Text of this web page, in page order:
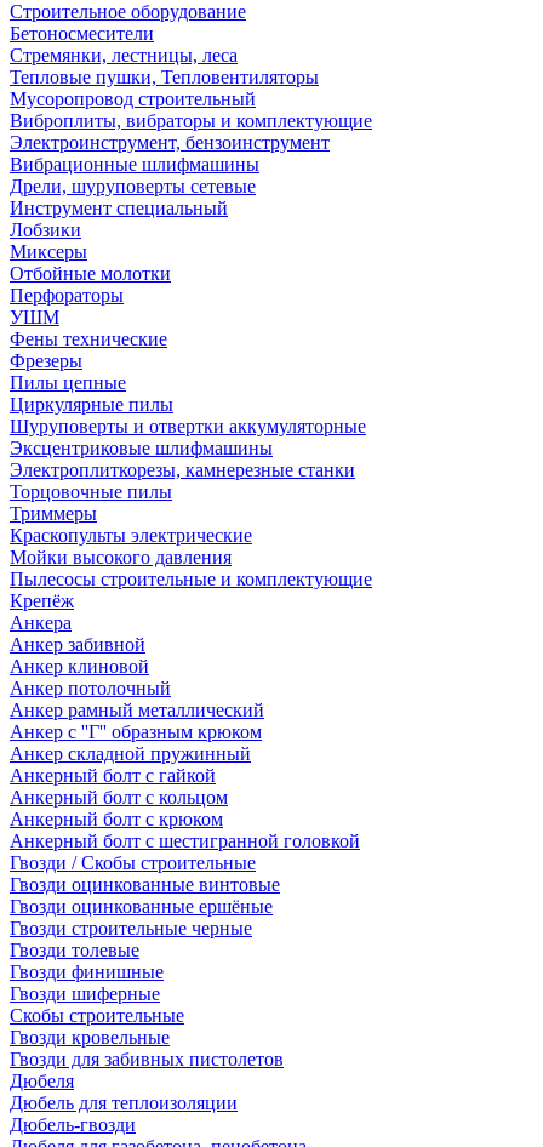
Строительное оборудование
Бетоносмесители
Стремянки, лестницы, леса
Тепловые пушки, Тепловентиляторы
Мусоропровод строительный
Виброплиты, вибраторы и комплектующие
Электроинструмент, бензоинструмент
Вибрационные шлифмашины
Дрели, шуруповерты сетевые
Инструмент специальный
Лобзики
Миксеры
Отбойные молотки
Перфораторы
УШМ
Фены технические
Фрезеры
Пилы цепные
Циркулярные пилы
Шуруповерты и отвертки аккумуляторные
Эксцентриковые шлифмашины
Электроплиткорезы, камнерезные станки
Торцовочные пилы
Триммеры
Краскопульты электрические
Мойки высокого давления
Пылесосы строительные и комплектующие
Крепёж
Анкера
Анкер забивной
Анкер клиновой
Анкер потолочный
Анкер рамный металлический
Анкер с ''Г'' образным крюком
Анкер складной пружинный
Анкерный болт с гайкой
Анкерный болт с кольцом
Анкерный болт с крюком
Анкерный болт с шестигранной головкой
Гвозди / Скобы строительные
Гвозди оцинкованные винтовые
Гвозди оцинкованные ершёные
Гвозди строительные черные
Гвозди толевые
Гвозди финишные
Гвозди шиферные
Скобы строительные
Гвозди кровельные
Гвозди для забивных пистолетов
Дюбеля
Дюбель для теплоизоляции
Дюбель-гвозди